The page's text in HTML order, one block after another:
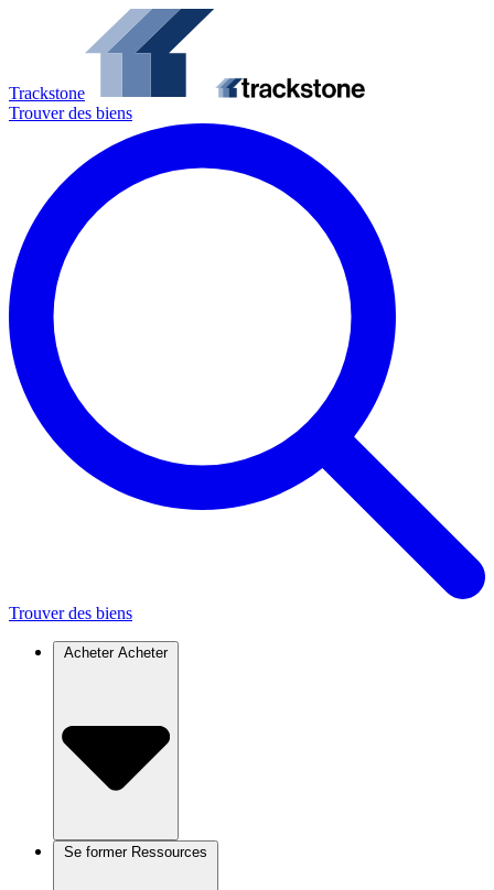
Trackstone
Trouver des biens
Trouver des biens
Acheter Acheter
Se former